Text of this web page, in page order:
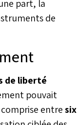
part, la
de
de liberté
pouvait
entresix